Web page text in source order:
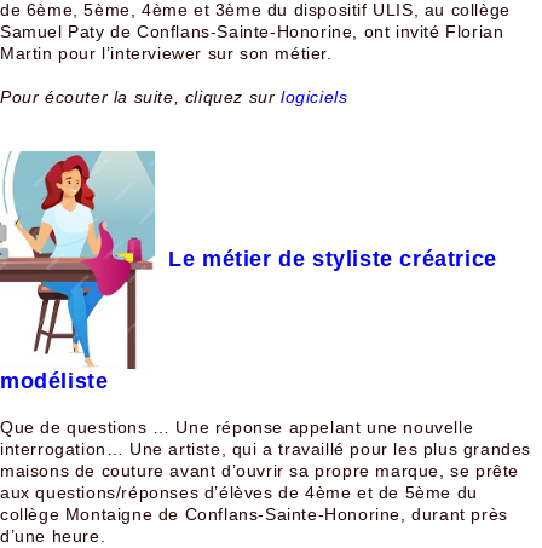
de 6ème, 5ème, 4ème et 3ème du dispositif ULIS, au collège
Samuel Paty de Conflans-Sainte-Honorine, ont invité Florian
Martin pour l’interviewer sur son métier.
Pour écouter la suite, cliquez surlogiciels
Le métier de styliste créatrice
modéliste
Que de questions … Une réponse appelant une nouvelle
interrogation… Une artiste, qui a travaillé pour les plus grandes
maisons de couture avant d’ouvrir sa propre marque, se prête
aux questions/réponses d’élèves de 4ème et de 5ème du
collège Montaigne de Conflans-Sainte-Honorine, durant près
d’une heure.